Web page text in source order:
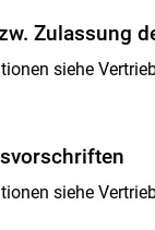
Zulassung
siehe
siehe